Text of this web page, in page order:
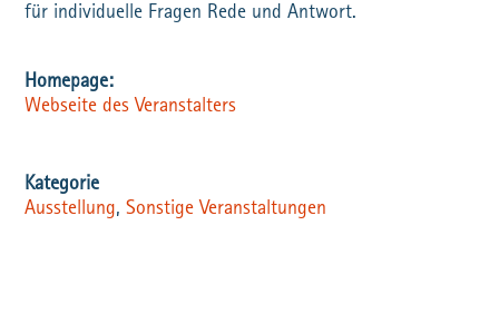
für individuelle Fragen Rede und Antwort.
Webseite des Veranstalters
Ausstellung,Sonstige Veranstaltungen